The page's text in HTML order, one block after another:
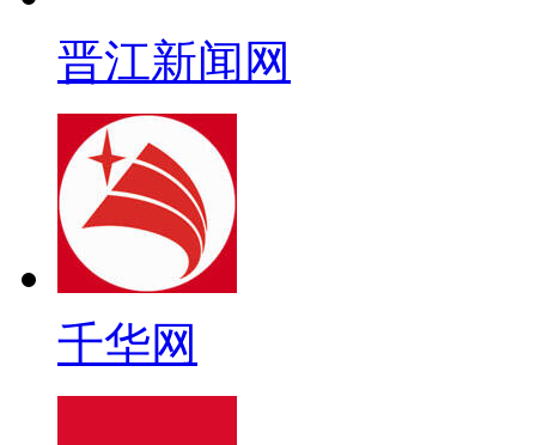
晋江新闻网
千华网